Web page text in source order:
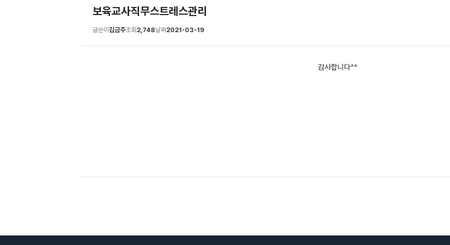
보육교사직무스트레스관리
글쓴이 김금주조회 2,748날짜2021-03-19
감사합니다^^